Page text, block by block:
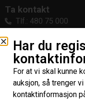
Ta kontakt
Tlf.: 480 75 000
Norvald Strands veg
Følg oss gjerne
Konksalg
Norsk Avvikling
Har du
For at vi skal kunne
auksjon, så trenger
kontaktinformasjon